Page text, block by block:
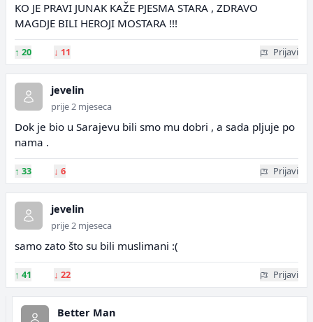
KO JE PRAVI JUNAK KAŽE PJESMA STARA , ZDRAVO
MAGDJE BILI HEROJI MOSTARA !!!
↑ 20 ↓ 11 Prijavi
jevelin
prije 2 mjeseca
Dok je bio u Sarajevu bili smo mu dobri , a sada pljuje po
nama .
↑ 33 ↓ 6 Prijavi
jevelin
prije 2 mjeseca
samo zato što su bili muslimani :(
↑ 41 ↓ 22 Prijavi
Better Man